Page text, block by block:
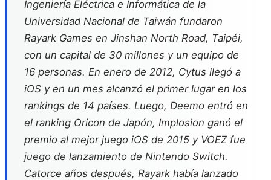
Ingeniería Eléctrica e Informática de la
Universidad Nacional de Taiwán fundaron
Rayark Games en Jinshan North Road, Taipéi,
con un capital de 30 millones y un equipo de
16 personas. En enero de 2012, Cytus llegó a
iOS y en un mes alcanzó el primer lugar en los
rankings de 14 países. Luego, Deemo entró en
el ranking Oricon de Japón, Implosion ganó el
premio al mejor juego iOS de 2015 y VOEZ fue
juego de lanzamiento de Nintendo Switch.
Catorce años después, Rayark había lanzado